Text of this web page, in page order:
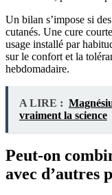
Un bilan s’impose si
cutanés. Une cure
usage installé par
sur le confort et la
hebdomadaire.
A LIRE :
vraiment la science
Peut-on
avec d’autres